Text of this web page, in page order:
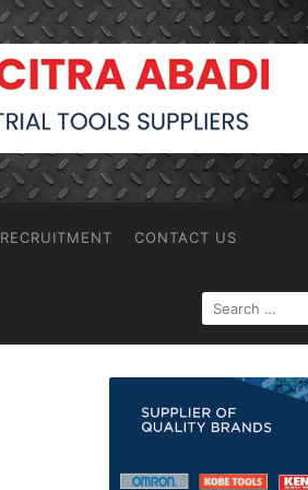
RECRUITMENT CONTACT US
SEARCH
FOR: